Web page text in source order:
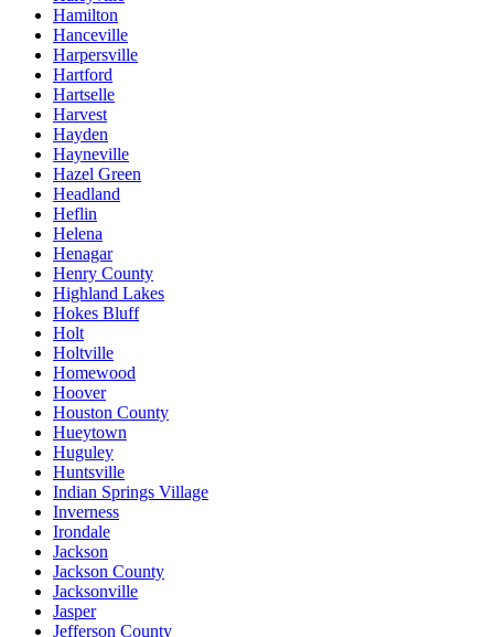
Hamilton
Hanceville
Harpersville
Hartford
Hartselle
Harvest
Hayden
Hayneville
Hazel Green
Headland
Heflin
Helena
Henagar
Henry County
Highland Lakes
Hokes Bluff
Holt
Holtville
Homewood
Hoover
Houston County
Hueytown
Huguley
Huntsville
Indian Springs Village
Inverness
Irondale
Jackson
Jackson County
Jacksonville
Jasper
Jefferson County